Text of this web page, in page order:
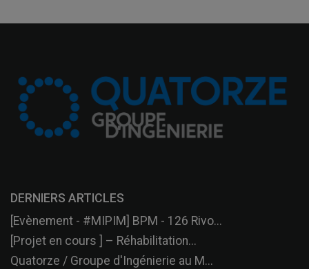
DERNIERS ARTICLES
[Evènement - #MIPIM] BPM - 126 Rivo...
[Projet en cours ] – Réhabilitation...
Quatorze / Groupe d'Ingénierie au M...